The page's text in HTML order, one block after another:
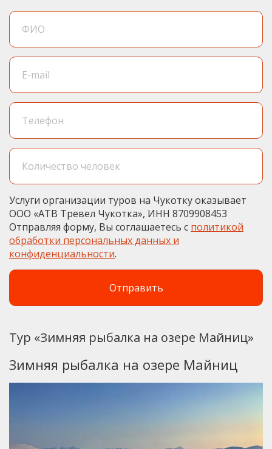
Услуги организации туров на Чукотку оказывает
ООО «АТВ Тревел Чукотка», ИНН 8709908453
Отправляя форму, Вы соглашаетесь с политикой
обработки персональных данных и
конфиденциальности.
Тур «Зимняя рыбалка на озере Майниц»
Зимняя рыбалка на озере Майниц